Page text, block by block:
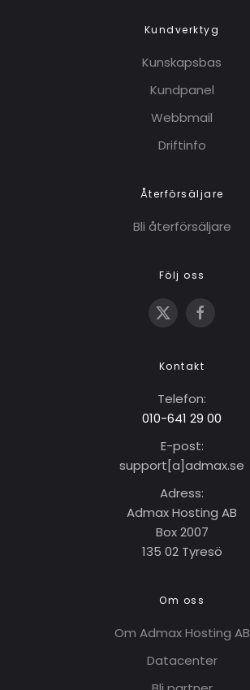
Kundverktyg
Kunskapsbas
Kundpanel
Webbmail
Driftinfo
Återförsäljare
Bli återförsäljare
Följ oss
Kontakt
Telefon:
010-641 29 00
E-post:
support[a]admax.se
Adress:
Admax Hosting AB
Box 2007
135 02 Tyresö
Om oss
Om Admax Hosting AB
Datacenter